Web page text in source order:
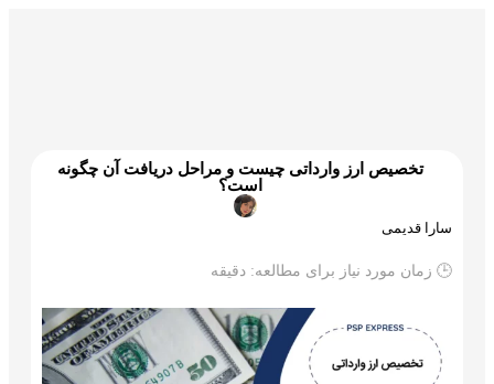
تخصیص ارز وارداتی چیست و مراحل دریافت آن چگونه
است؟
سارا قدیمی
🕒 زمان مورد نیاز برای مطالعه: دقیقه